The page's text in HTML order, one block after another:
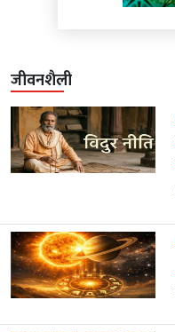
जीवनशैली